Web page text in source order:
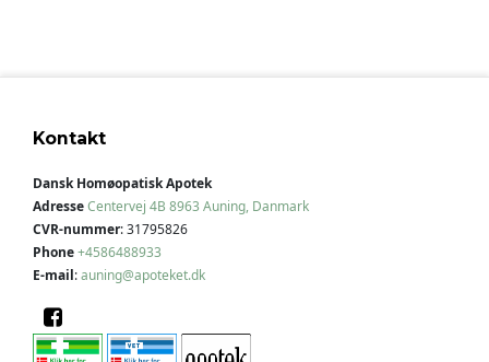
Kontakt
Dansk Homøopatisk Apotek
AdresseCentervej 4B 8963 Auning, Danmark
CVR-nummer:31795826
Phone+4586488933
E-mail:auning@apoteket.dk